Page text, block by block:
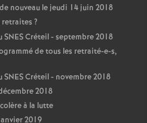
nouveau le jeudi 14 juin 2018
retraites ?
SNESCréteil - septembre 2018
de tous les retraité-e-s,
SNESCréteil - novembre 2018
2018
à la lutte
2019